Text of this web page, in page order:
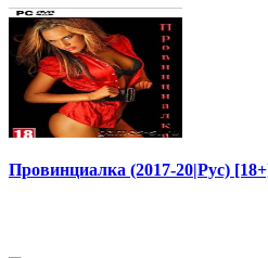
Провинциалка (2017-20|Рус)